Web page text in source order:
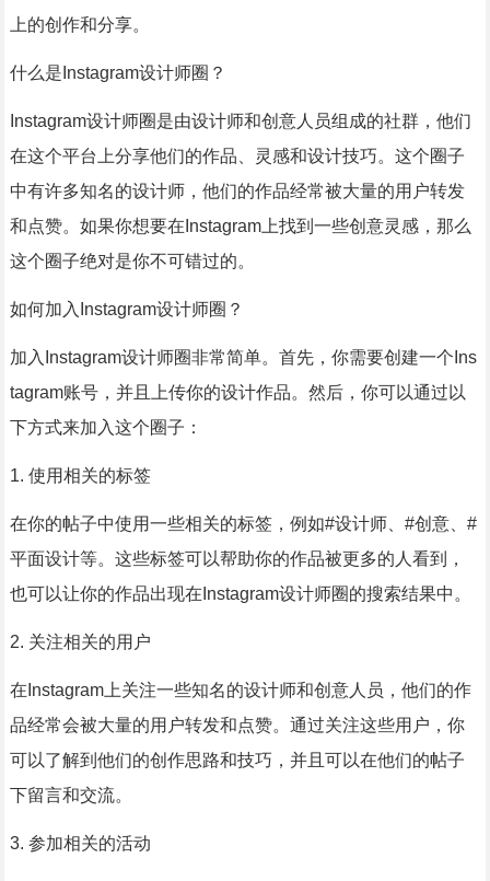
上的创作和分享。
什么是Instagram设计师圈？
Instagram设计师圈是由设计师和创意人员组成的社群，他们
在这个平台上分享他们的作品、灵感和设计技巧。这个圈子
中有许多知名的设计师，他们的作品经常被大量的用户转发
和点赞。如果你想要在Instagram上找到一些创意灵感，那么
这个圈子绝对是你不可错过的。
如何加入Instagram设计师圈？
加入Instagram设计师圈非常简单。首先，你需要创建一个Ins
tagram账号，并且上传你的设计作品。然后，你可以通过以
下方式来加入这个圈子：
1. 使用相关的标签
在你的帖子中使用一些相关的标签，例如#设计师、#创意、#
平面设计等。这些标签可以帮助你的作品被更多的人看到，
也可以让你的作品出现在Instagram设计师圈的搜索结果中。
2. 关注相关的用户
在Instagram上关注一些知名的设计师和创意人员，他们的作
品经常会被大量的用户转发和点赞。通过关注这些用户，你
可以了解到他们的创作思路和技巧，并且可以在他们的帖子
下留言和交流。
3. 参加相关的活动